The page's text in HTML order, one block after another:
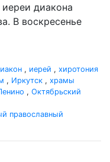
иереи диакона
В воскресенье
, иерей , хиротония
, Иркутск , храмы
, Октябрьский
православный